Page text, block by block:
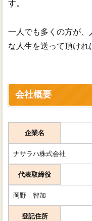
す。
一人でも多くの方が
な人生を送って頂けれ
会社概要
企業名
ナサラハ株式会社
代表取締役
岡野 智加
登記住所